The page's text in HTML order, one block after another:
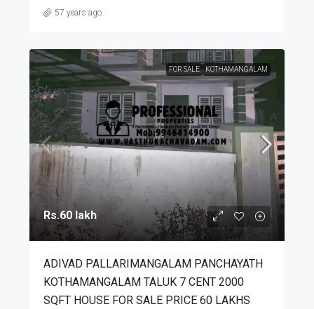
57 years ago
FOR SALE KOTHAMANGALAM
Rs.60 lakh
ADIVAD PALLARIMANGALAM PANCHAYATH
KOTHAMANGALAM TALUK 7 CENT 2000
SQFT HOUSE FOR SALE PRICE 60 LAKHS